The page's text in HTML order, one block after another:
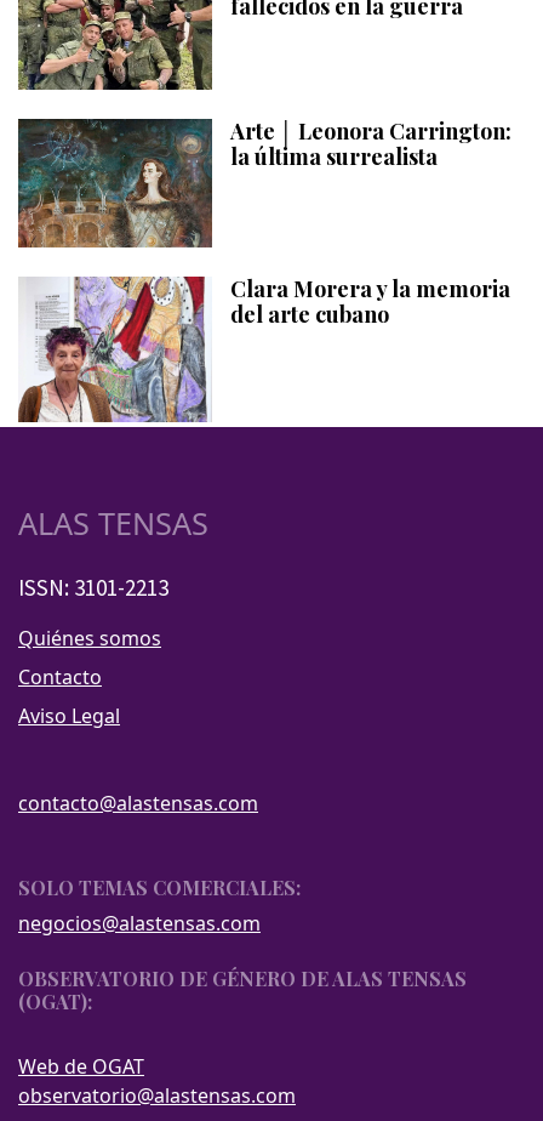
fallecidos en la guerra
Arte │ Leonora Carrington:
la última surrealista
Clara Morera y la memoria
del arte cubano
ALAS TENSAS
ISSN: 3101-2213
Quiénes somos
Contacto
Aviso Legal
contacto@alastensas.com
SOLO TEMAS COMERCIALES:
negocios@alastensas.com
OBSERVATORIO DE GÉNERO DE ALAS TENSAS
(OGAT):
Web de OGAT
observatorio@alastensas.com